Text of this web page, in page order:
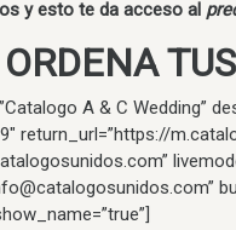
y esto te da acceso al
ORDENA
A & C Wedding”
return_url=”https://